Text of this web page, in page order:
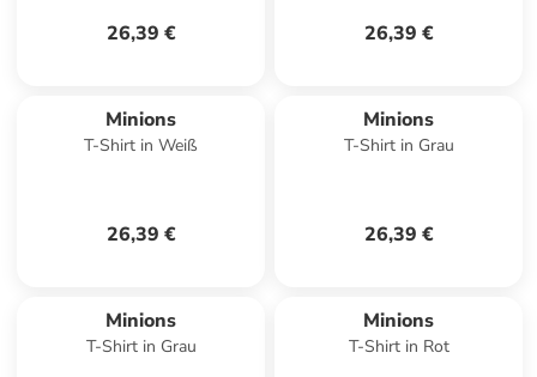
26,39 € 26,39 €
Minions
T-Shirt in Weiß
26,39 €
Minions
T-Shirt in Grau
26,39 €
Minions
T-Shirt in Grau
Minions
T-Shirt in Rot